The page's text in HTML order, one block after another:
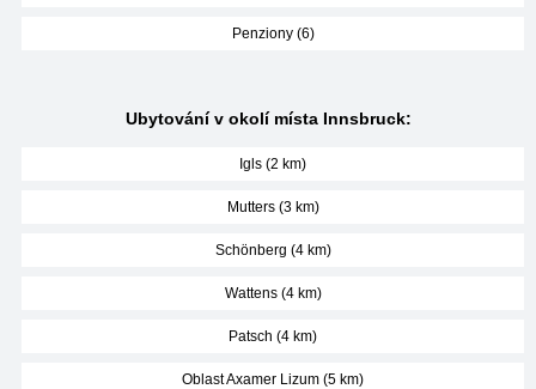
Penziony (6)
Ubytování v okolí místa Innsbruck:
Igls (2 km)
Mutters (3 km)
Schönberg (4 km)
Wattens (4 km)
Patsch (4 km)
Oblast Axamer Lizum (5 km)